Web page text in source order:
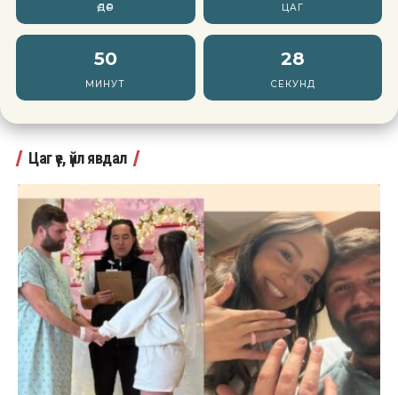
ӨДӨР ЦАГ
50
МИНУТ
27
СЕКУНД
Цаг үе, үйл явдал